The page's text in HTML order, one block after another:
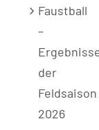
Faustball
–
der
Feldsaison
2026